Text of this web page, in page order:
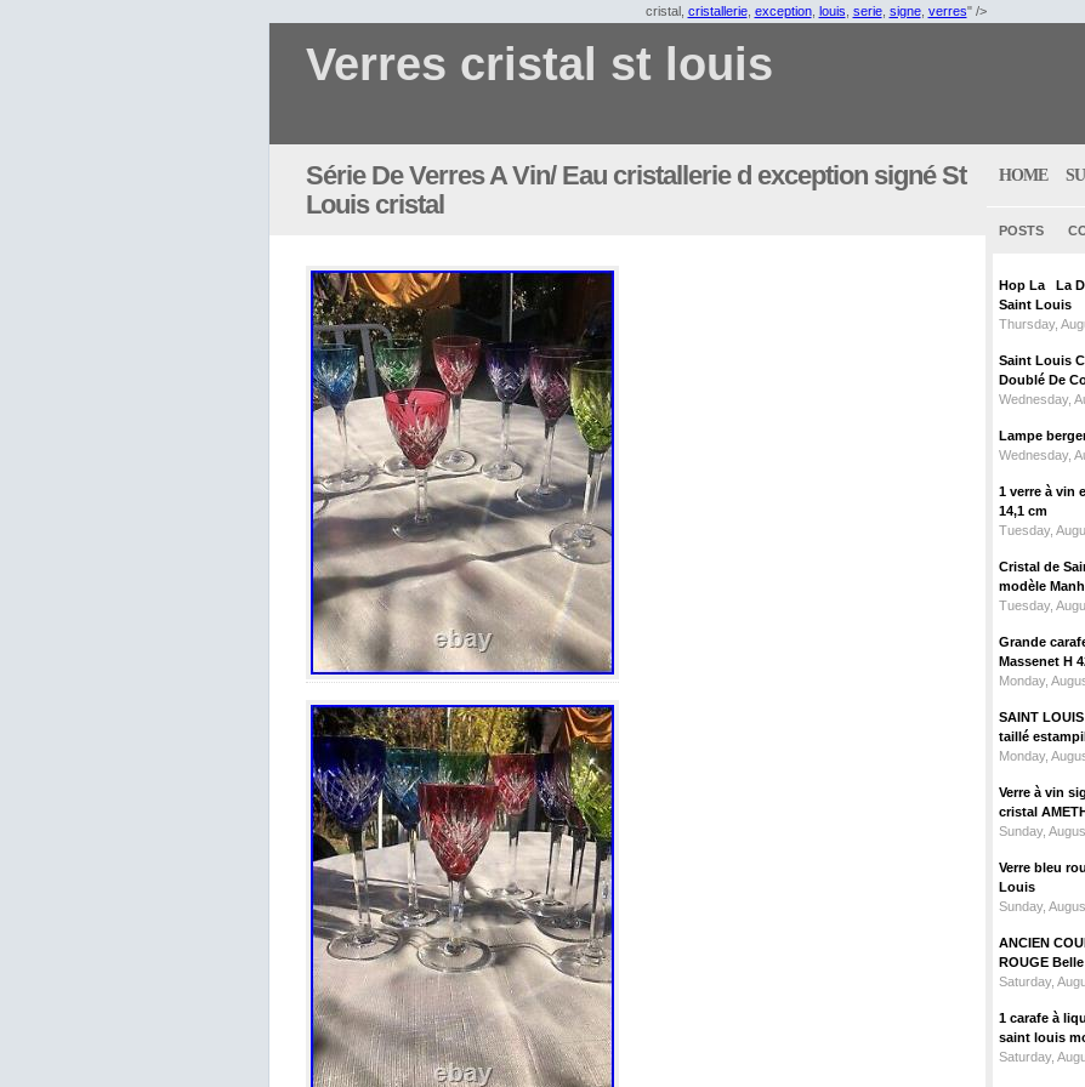
cristal, cristallerie, exception, louis serie, signe, verres" />
Verres cristal st louis
Série De Verres A Vin/ Eau cristallerie d exception signé St
Louis cristal
HOME
POSTS
Hop La La D
Saint Louis
Thursday,
Saint Louis
Doublé De
Wednesday,
Lampe
Wednesday,
1 verre à vin
14,1 cm
Tuesday,
Cristal de
modèle
Tuesday,
Grande
Massenet H
Monday,
SAINT
taillé
Monday,
Verre à vin
cristal
Sunday,
Verre bleu
Louis
Sunday,
ANCIEN
ROUGE
Saturday,
1 carafe à
saint louis
Saturday,